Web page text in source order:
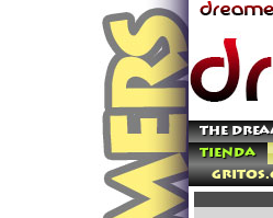
THE
TIENDA